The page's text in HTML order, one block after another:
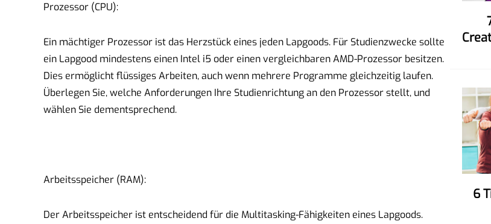
Prozessor (CPU):
Ein mächtiger Prozessor ist das Herzstück eines jeden Lapgoods. Für Studienzwecke sollte
ein Lapgood mindestens einen Intel i5 oder einen vergleichbaren AMD-Prozessor besitzen.
Dies ermöglicht flüssiges Arbeiten, auch wenn mehrere Programme gleichzeitig laufen.
Überlegen Sie, welche Anforderungen Ihre Studienrichtung an den Prozessor stellt, und
wählen Sie dementsprechend.
Arbeitsspeicher (RAM):
Der Arbeitsspeicher ist entscheidend für die Multitasking-Fähigkeiten eines Lapgoods.
7 Quirky
6 Tips To Enhance Your Charisma,